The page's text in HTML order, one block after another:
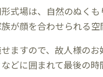
式場は、自然のぬく
が顔を合わせられる空
ますので、故人様のお
どに囲まれて最後の時